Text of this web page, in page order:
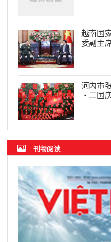
越南国
委副主
河内市
·二国
刊物阅读